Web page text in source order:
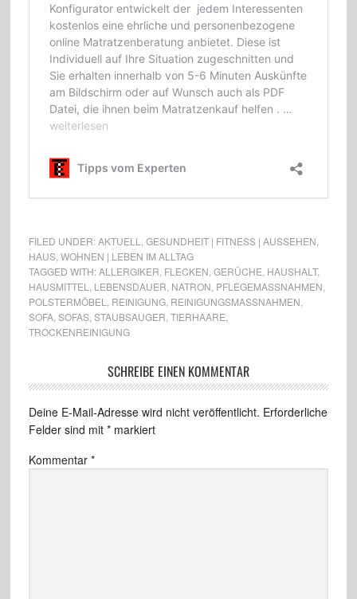
FILED UNDER:AKTUELL GESUNDHEIT | FITNESS | AUSSEHEN
HAUS, WOHNEN | LEBEN IM ALLTAG
TAGGED WITH:ALLERGIKER FLECKEN GERÜCHE HAUSHALT,
HAUSMITTEL
LEBENSDAUER NATRON PFLEGEMASSNAHMEN
POLSTERMÖBEL
REINIGUNG, REINIGUNGSMASSNAHMEN
SOFA, SOFAS, STAUBSAUGER TIERHAARE
TROCKENREINIGUNG
SCHREIBE EINEN KOMMENTAR
Deine E-Mail-Adresse wird nicht veröffentlicht. Erforderliche
Felder sind mit *markiert
Kommentar *